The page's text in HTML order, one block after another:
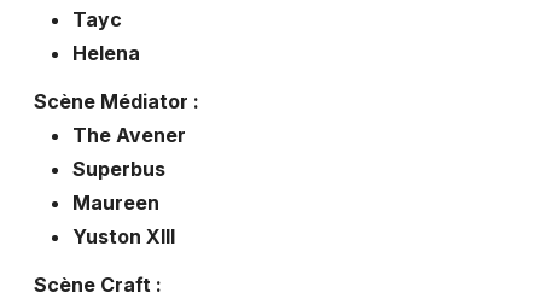
Tayc
Helena
Scène Médiator :
The Avener
Superbus
Maureen
Yuston XIII
Scène Craft :